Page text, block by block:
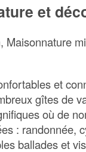
et
Maisonnature
et
gîtes de
où de
: randonnée,
ballades et